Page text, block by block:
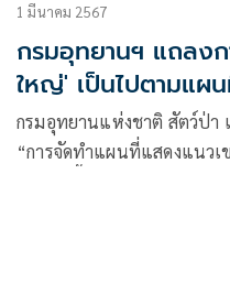
1 มีนาคม 2567
กรมอุทยานฯ แถลง
ใหญ่' เป็นไปตามแผ
กฤษฎีกา
กรมอุทยานแห่งชาติ สัตว์ป่า
“การจัดทำแผนที่แสดงแนวเ